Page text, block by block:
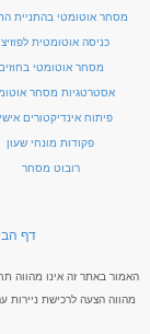
מסחר אוטומטי בהתניית
כניסה אוטומטית
מסחר אוטומטי
אסטרטגיות מסחר
פיתוח אינדיקטורים
פקודות מונחי שעון
רובוט מסחר
דף
האמור באתר זה אינו מהווה
מהווה הצעה לרכישת